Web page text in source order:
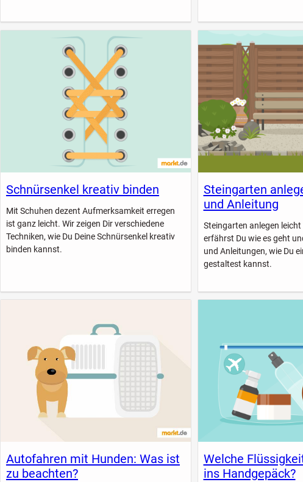
Schnürsenkel kreativ binden
Mit Schuhen dezent Aufmerksamkeit erregen
ist ganz leicht. Wir zeigen Dir verschiedene
Techniken, wie Du Deine Schnürsenkel kreativ
binden kannst.
Steingarten
und Anleitung
Steingarten anlegen
erfährst Du wie es geht
und Anleitungen, wie Du
gestaltest kannst.
Autofahren mit Hunden: Was ist
zu beachten?
Welche
ins Handgepäck?